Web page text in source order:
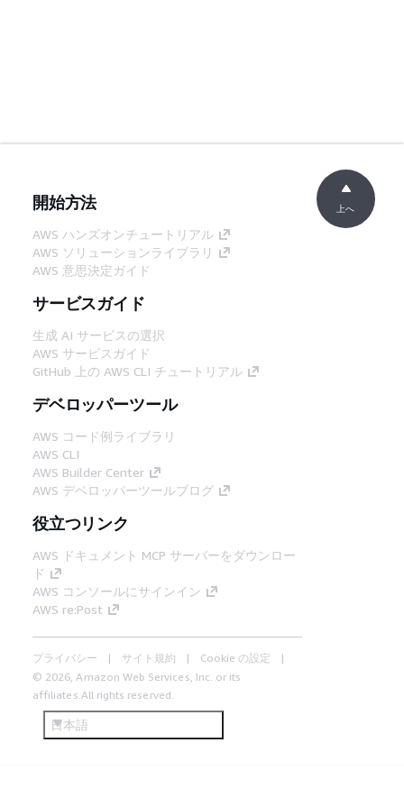
開始方法
AWS ハンズオンチュートリアル
AWS ソリューションライブラリ
AWS 意思決定ガイド
サービスガイド
生成 AI サービスの選択
AWS サービスガイド
GitHub 上の AWS CLI チュートリアル
デベロッパーツール
AWS コード例ライブラリ
AWS CLI
AWS Builder Center
AWS デベロッパーツールブログ
役立つリンク
AWS ドキュメント MCP サーバーをダウンロー
ド
AWS コンソールにサインイン
AWS re:Post
プライバシー サイト規約
Cookie の設定
© 2026, Amazon Web Services, Inc. or its
affiliates.All rights reserved.
日本語
上へ